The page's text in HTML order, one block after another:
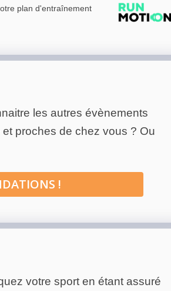
plan d'entraînement
les autres évènements
proches de chez vous ? Ou
!
votre sport en étant assuré